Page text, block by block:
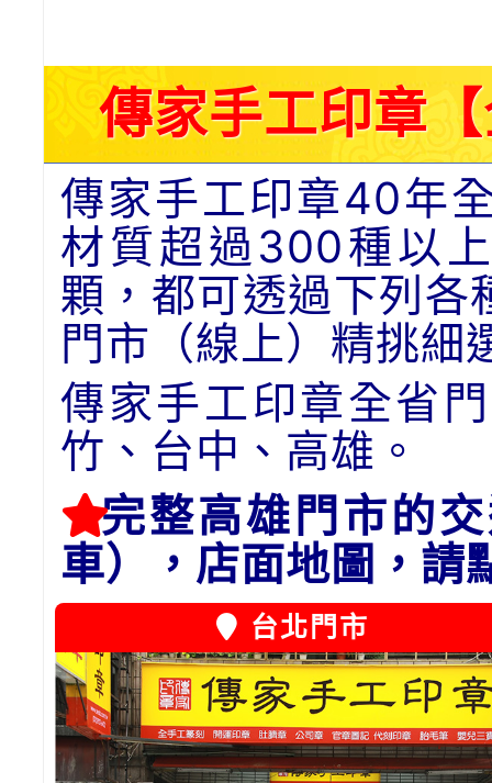
傳家手工印章
傳家手工印章40年
材質超過300種以
顆，都可透過下列各
門市（線上）精挑細
傳家手工印章全省
竹、台中、高雄。
完整高雄門市的
車），店面地圖，請
台北門市